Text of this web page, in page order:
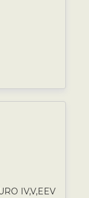
IV,V,EEV